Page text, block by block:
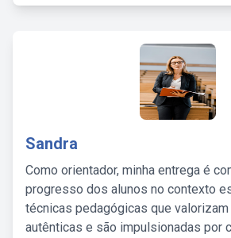
Sandra
Como orientador, minha entrega é
progresso dos alunos no contexto
técnicas pedagógicas que
autênticas e são impulsionadas por